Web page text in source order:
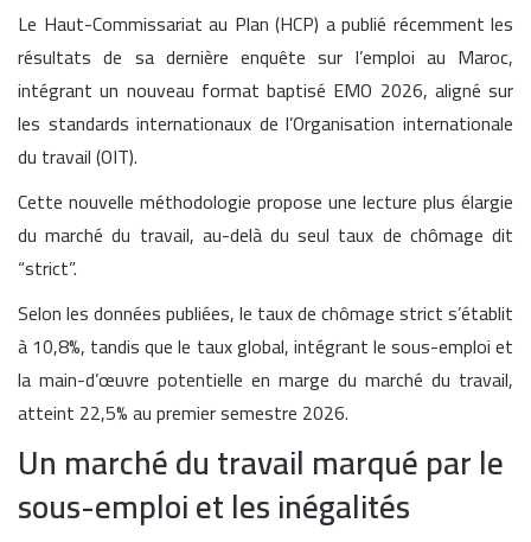
Le Haut-Commissariat au Plan (HCP) a publié récemment les
résultats de sa dernière enquête sur l’emploi au Maroc,
intégrant un nouveau format baptisé EMO 2026, aligné sur
les standards internationaux de l’Organisation internationale
du travail (OIT).
Cette nouvelle méthodologie propose une lecture plus élargie
du marché du travail, au-delà du seul taux de chômage dit
“strict”.
Selon les données publiées, le taux de chômage strict s’établit
à 10,8%, tandis que le taux global, intégrant le sous-emploi et
la main-d’œuvre potentielle en marge du marché du travail,
atteint 22,5% au premier semestre 2026.
Un marché du travail marqué par le
sous-emploi et les inégalités